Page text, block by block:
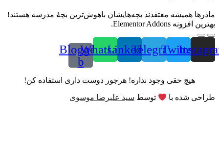
مادرها همیشه معتقدند بچه‌هایشان باهوش‌ترین بچۀ مدرسه هستند!
بهترین افزونه Elementor Addons.
Twitter
Telegram
Linkedin
Whatsapp
Blogger-
b
هیچ حقی وجود نداره! هرجور دوست داری استفاده کن!
طراحی شده با توسط سید علیرضا موسوی